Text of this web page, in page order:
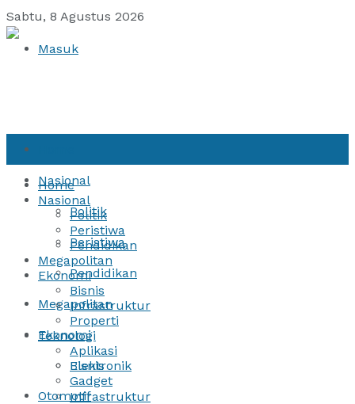
Sabtu, 8 Agustus 2026
Masuk
Nasional
Politik
Peristiwa
Pendidikan
Megapolitan
Ekonomi
Bisnis
Infrastruktur
Home
Nasional
Politik
Peristiwa
Pendidikan
Megapolitan
Ekonomi
Bisnis
Infrastruktur
Properti
Teknologi
Aplikasi
Elektronik
Gadget
Otomotif